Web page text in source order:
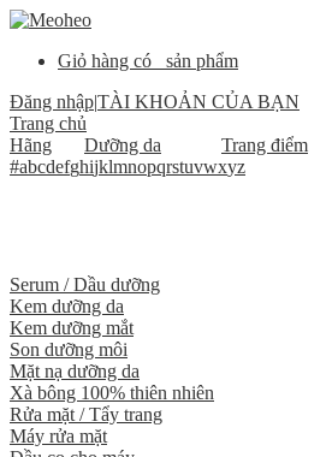
Giỏ hàng có
sản phẩm
Đăng nhập|TÀI KHOẢN CỦA BẠN
Trang chủ
Hãng
Dưỡng da Trang điểm
#abcdefghijklmnopqrstuvwxyz
Serum / Dầu dưỡng
Kem dưỡng da
Kem dưỡng mắt
Son dưỡng môi
Mặt nạ dưỡng da
Xà bông 100% thiên nhiên
Rửa mặt / Tẩy trang
Máy rửa mặt